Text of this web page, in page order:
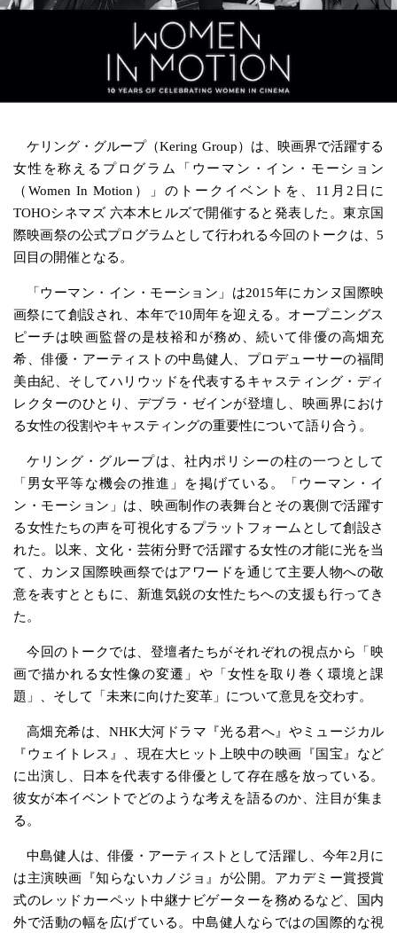
ケリング・グループ（Kering Group）は、映画界で活躍する
女性を称えるプログラム「ウーマン・イン・モーション
（Women In Motion）」のトークイベントを、11月2日に
TOHOシネマズ 六本木ヒルズで開催すると発表した。東京国
際映画祭の公式プログラムとして行われる今回のトークは、5
回目の開催となる。
「ウーマン・イン・モーション」は2015年にカンヌ国際映
画祭にて創設され、本年で10周年を迎える。オープニングス
ピーチは映画監督の是枝裕和が務め、続いて俳優の高畑充
希、俳優・アーティストの中島健人、プロデューサーの福間
美由紀、そしてハリウッドを代表するキャスティング・ディ
レクターのひとり、デブラ・ゼインが登壇し、映画界におけ
る女性の役割やキャスティングの重要性について語り合う。
ケリング・グループは、社内ポリシーの柱の一つとして
「男女平等な機会の推進」を掲げている。「ウーマン・イ
ン・モーション」は、映画制作の表舞台とその裏側で活躍す
る女性たちの声を可視化するプラットフォームとして創設さ
れた。以来、文化・芸術分野で活躍する女性の才能に光を当
て、カンヌ国際映画祭ではアワードを通じて主要人物への敬
意を表すとともに、新進気鋭の女性たちへの支援も行ってき
た。
今回のトークでは、登壇者たちがそれぞれの視点から「映
画で描かれる女性像の変遷」や「女性を取り巻く環境と課
題」、そして「未来に向けた変革」について意見を交わす。
高畑充希は、NHK大河ドラマ『光る君へ』やミュージカル
『ウェイトレス』、現在大ヒット上映中の映画『国宝』など
に出演し、日本を代表する俳優として存在感を放っている。
彼女が本イベントでどのような考えを語るのか、注目が集ま
る。
中島健人は、俳優・アーティストとして活躍し、今年2月に
は主演映画『知らないカノジョ』が公開。アカデミー賞授賞
式のレッドカーペット中継ナビゲーターを務めるなど、国内
外で活動の幅を広げている。中島健人ならではの国際的な視